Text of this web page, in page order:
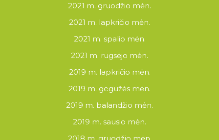
2021 m. gruodžio mėn.
2021 m. lapkričio mėn.
2021 m. spalio mėn.
2021 m. rugsėjo mėn.
2019 m. lapkričio mėn.
2019 m. gegužės mėn.
2019 m. balandžio mėn.
2019 m. sausio mėn.